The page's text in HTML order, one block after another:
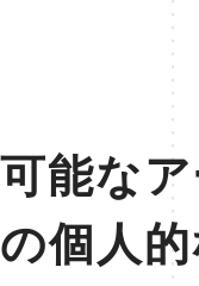
能な
個人